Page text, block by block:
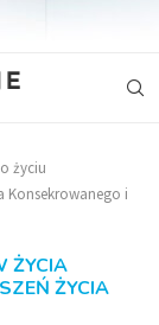
życiu
Konsekrowanego i
ŻYCIA
ŻYCIA